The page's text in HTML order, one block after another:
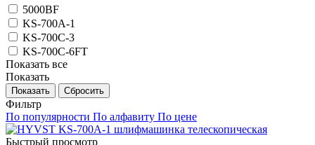
5000BF
KS-700A-1
KS-700C-3
KS-700C-6FT
Показать все
Показать
Сбросить
Фильтр
По популярности По алфавиту По цене
Быстрый просмотр